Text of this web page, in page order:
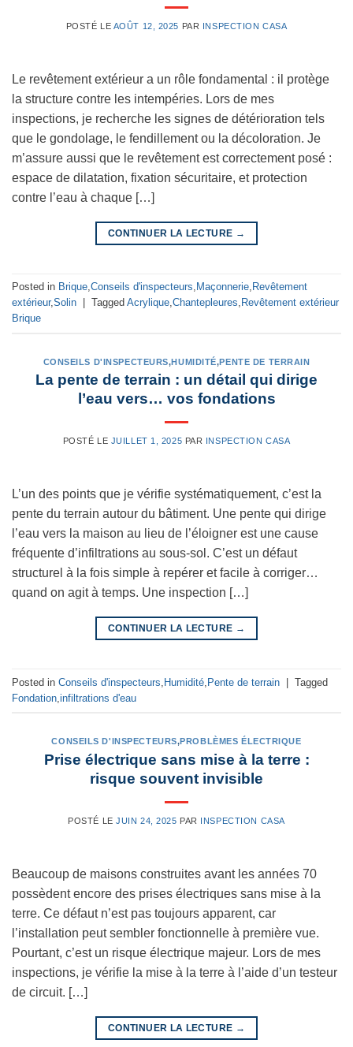
POSTÉ LE AOÛT 12, 2025 PAR INSPECTION CASA
Le revêtement extérieur a un rôle fondamental : il protège
la structure contre les intempéries. Lors de mes
inspections, je recherche les signes de détérioration tels
que le gondolage, le fendillement ou la décoloration. Je
m’assure aussi que le revêtement est correctement posé :
espace de dilatation, fixation sécuritaire, et protection
contre l’eau à chaque […]
CONTINUER LA LECTURE →
Posted in Brique Conseils d'inspecteurs Maçonnerie Revêtement
extérieur, Solin Tagged Acrylique Chantepleures Revêtement extérieur
Brique
CONSEILS D'INSPECTEURS,HUMIDITÉ,PENTE DE TERRAIN
La pente de terrain : un détail qui dirige
l’eau vers… vos fondations
POSTÉ LE JUILLET 1, 2025 PAR INSPECTION CASA
L’un des points que je vérifie systématiquement, c’est la
pente du terrain autour du bâtiment. Une pente qui dirige
l’eau vers la maison au lieu de l’éloigner est une cause
fréquente d’infiltrations au sous-sol. C’est un défaut
structurel à la fois simple à repérer et facile à corriger…
quand on agit à temps. Une inspection […]
CONTINUER LA LECTURE →
Posted in Conseils d'inspecteurs Humidité Pente de terrain | Tagged
Fondation infiltrations d'eau
CONSEILS D'INSPECTEURS,PROBLÈMES ÉLECTRIQUE
Prise électrique sans mise à la terre :
risque souvent invisible
POSTÉ LEJUIN 24, 2025 PAR INSPECTION CASA
Beaucoup de maisons construites avant les années 70
possèdent encore des prises électriques sans mise à la
terre. Ce défaut n’est pas toujours apparent, car
l’installation peut sembler fonctionnelle à première vue.
Pourtant, c’est un risque électrique majeur. Lors de mes
inspections, je vérifie la mise à la terre à l’aide d’un testeur
de circuit. […]
CONTINUER LA LECTURE →